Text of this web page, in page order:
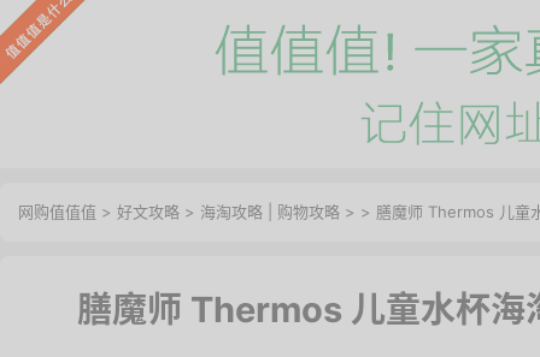
网购值值值 > 好文攻略 > 海淘攻略 购物攻略 > > 膳魔师 Thermos 儿童
膳魔师 Thermos 儿童水杯海